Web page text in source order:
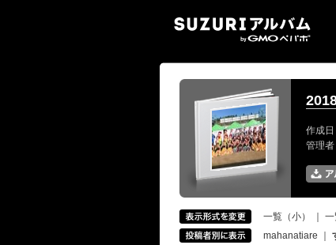
作成日
管理者
一覧（小） 一
mahanatiare